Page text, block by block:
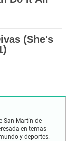
San Martín de
en temas
y deportes.